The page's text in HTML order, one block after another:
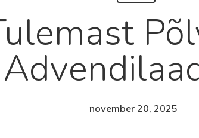
november 20, 2025